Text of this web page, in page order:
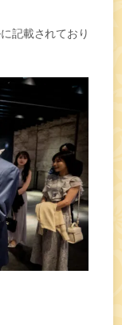
記載されており